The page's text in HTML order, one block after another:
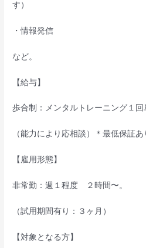
す）
・情報発信
など。
【給与】
歩合制：メンタルトレーニング１回
（能力により応相談）＊最低保証あ
【雇用形態】
非常勤：週１程度 ２時間〜。
（試用期間有り：３ヶ月）
【対象となる方】